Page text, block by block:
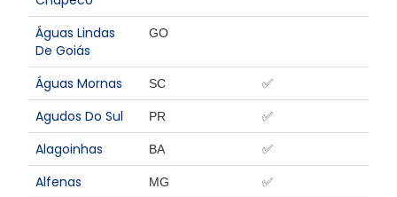
Águas Lindas
De Goiás
GO
Águas Mornas SC ✅
Agudos Do Sul PR ✅
Alagoinhas BA ✅
Alfenas MG ✅